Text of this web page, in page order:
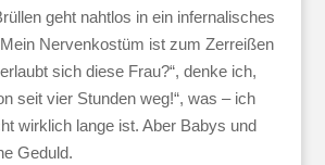
geht nahtlos in ein infernalisches
Nervenkostüm ist zum Zerreißen
sich diese Frau?“, denke ich,
seit vier Stunden weg!“, was – ich
wirklich lange ist. Aber Babys und
Geduld.